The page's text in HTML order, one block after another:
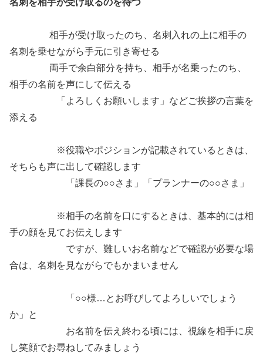
相手が受け取ったのち、名刺入れの上に相手の
名刺を乗せながら手元に引き寄せる
両手で余白部分を持ち、相手が名乗ったのち、
相手の名前を声にして伝える
「よろしくお願いします」などご挨拶の言葉を
添える
※役職やポジションが記載されているときは、
そちらも声に出して確認します
「課長の○○さま」「プランナーの○○さま」
※相手の名前を口にするときは、基本的には相
手の顔を見てお伝えします
ですが、難しいお名前などで確認が必要な場
合は、名刺を見ながらでもかまいません
「○○様…とお呼びしてよろしいでしょう
か」と
お名前を伝え終わる頃には、視線を相手に戻
し笑顔でお尋ねしてみましょう